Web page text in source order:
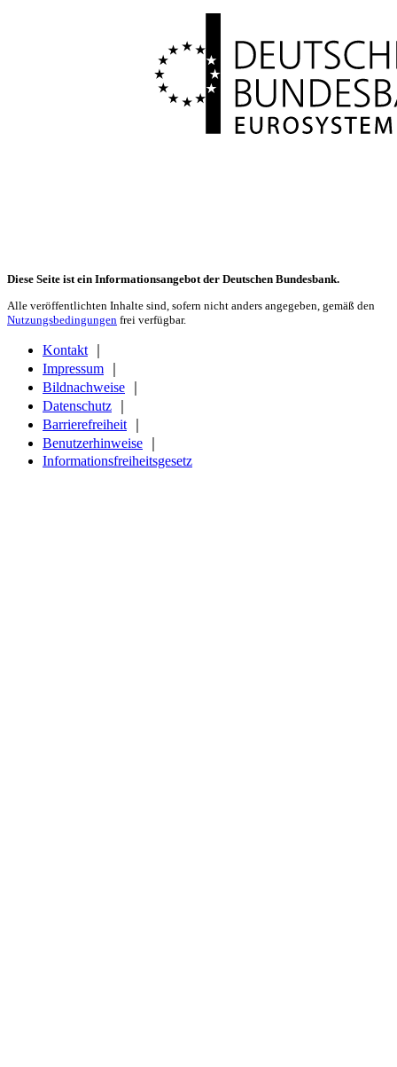
Diese Seite ist ein Informationsangebot der Deutschen Bundesbank.
Alle veröffentlichten Inhalte sind, sofern nicht anders angegeben, gemäß den
Nutzungsbedingungen frei verfügbar.
Kontakt
Impressum
Bildnachweise
Datenschutz
Barrierefreiheit
Benutzerhinweise
Informationsfreiheitsgesetz